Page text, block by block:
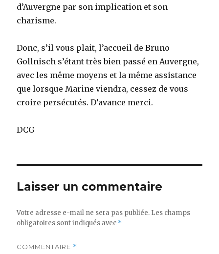
d’Auvergne par son implication et son
charisme.
Donc, s’il vous plait, l’accueil de Bruno
Gollnisch s’étant très bien passé en Auvergne,
avec les même moyens et la même assistance
que lorsque Marine viendra, cessez de vous
croire persécutés. D’avance merci.
DCG
Laisser un commentaire
Votre adresse e-mail ne sera pas publiée. Les champs
obligatoires sont indiqués avec *
COMMENTAIRE *